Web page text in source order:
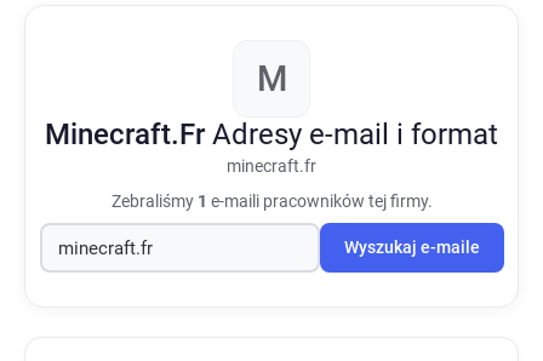
M
Minecraft.Fr Adresy e-mail i format
minecraft.fr
Zebraliśmy 1 e-maili pracowników tej firmy.
Wyszukaj e-maile